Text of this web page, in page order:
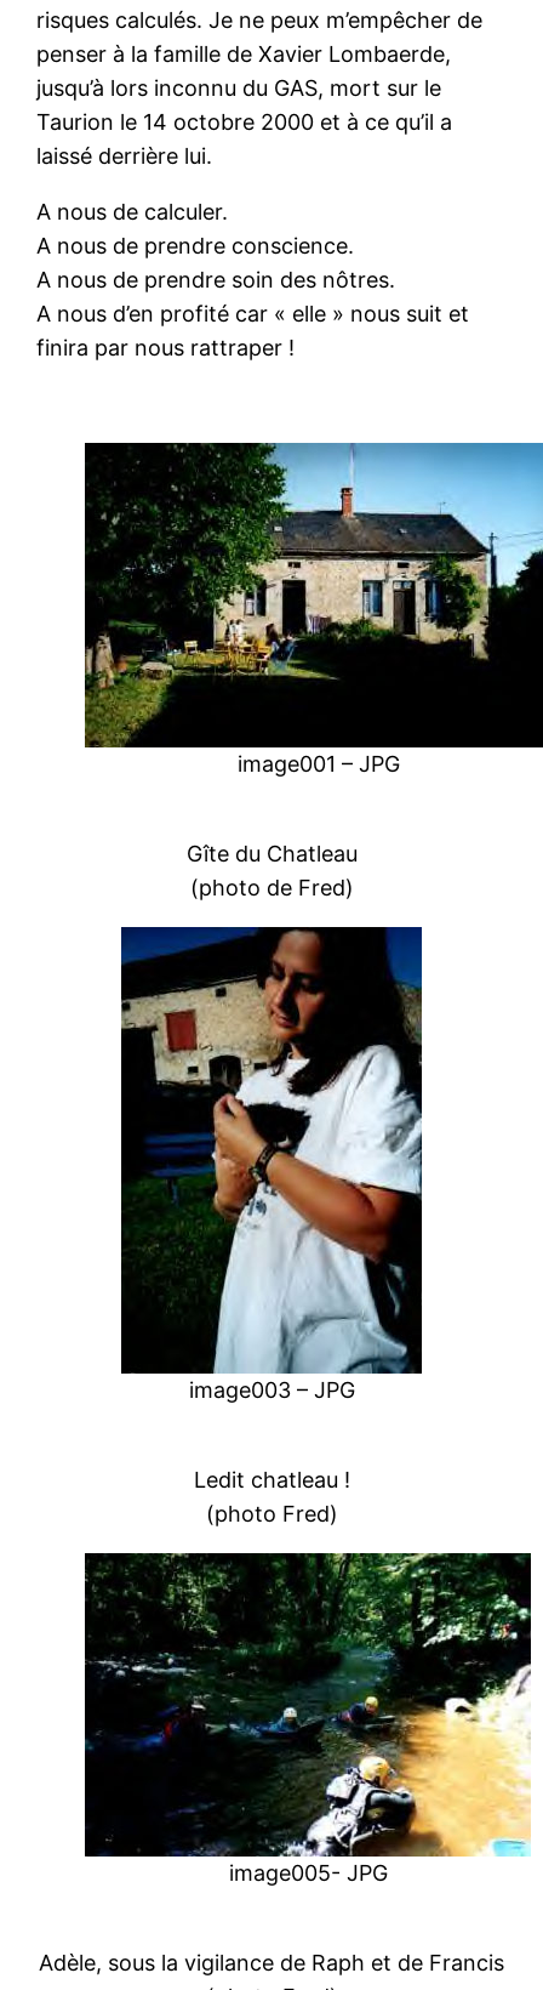
risques calculés. Je ne peux m’empêcher de
penser à la famille de Xavier Lombaerde,
jusqu’à lors inconnu du GAS, mort sur le
Taurion le 14 octobre 2000 et à ce qu’il a
laissé derrière lui.
A nous de calculer.
A nous de prendre conscience.
A nous de prendre soin des nôtres.
A nous d’en profité car « elle » nous suit et
finira par nous rattraper !
image001 – JPG
Gîte du Chatleau
(photo de Fred)
image003 – JPG
Ledit chatleau !
(photo Fred)
image005- JPG
Adèle, sous la vigilance de Raph et de Francis